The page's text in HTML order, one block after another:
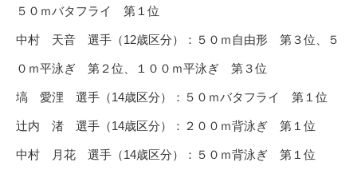
５０ｍバタフライ 第１位
中村 天音 選手（12歳区分）：５０ｍ自由形 第３位、５
０ｍ平泳ぎ 第２位、１００ｍ平泳ぎ 第３位
塙 愛浬 選手（14歳区分）：５０ｍバタフライ 第１位
辻内 渚 選手（14歳区分）：２００ｍ背泳ぎ 第１位
中村 月花 選手（14歳区分）：５０ｍ背泳ぎ 第１位